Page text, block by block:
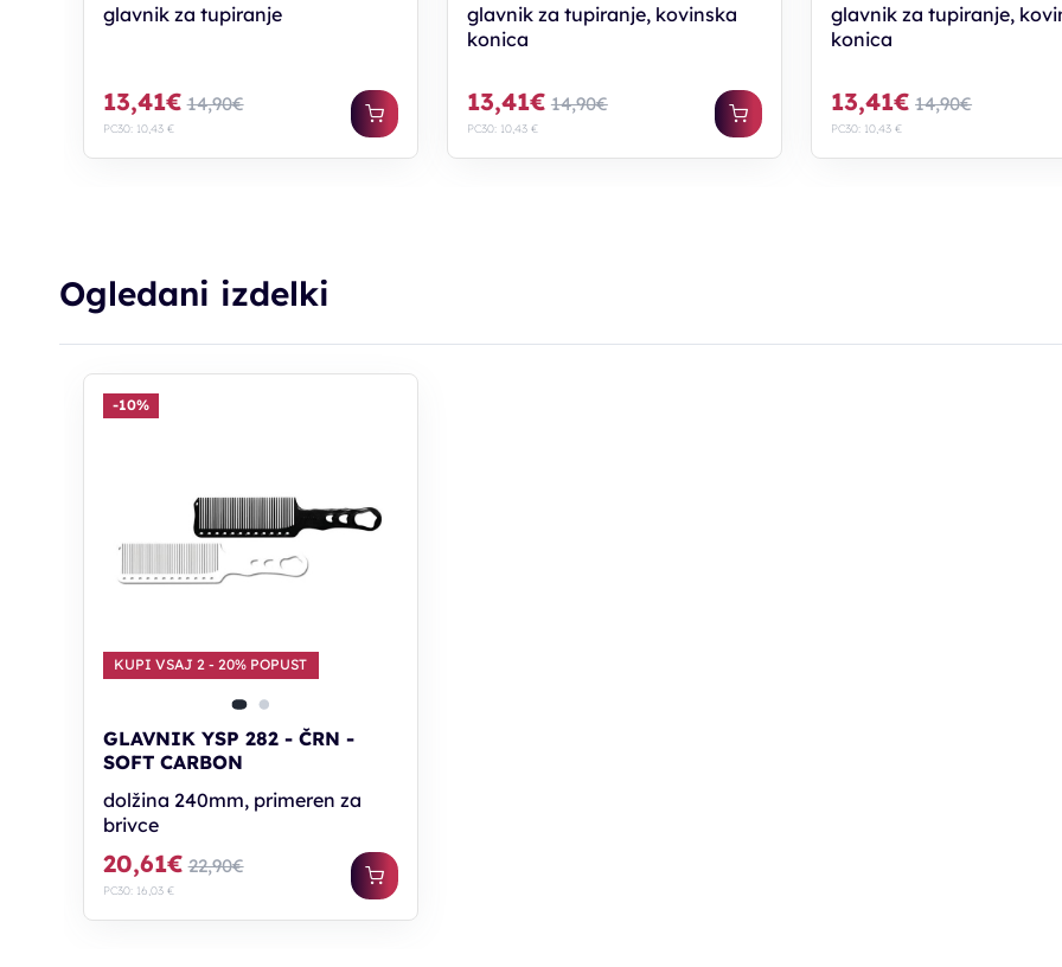
glavnik za tupiranje
13,41€ 14,90€
PC30: 10,43 €
glavnik za tupiranje, kovinska
konica
13,41€ 14,90€
PC30: 10,43 €
glavnik za tupiranje,
konica
13,41€ 14,90€
PC30: 10,43 €
Ogledani izdelki
KUPI VSAJ 2 - 20% POPUST
-10%
GLAVNIK YSP 282 - ČRN -
SOFT CARBON
dolžina 240mm, primeren za
brivce
20,61€ 22,90€
PC30: 16,03 €